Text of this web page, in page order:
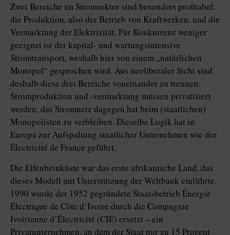
Zwei Bereiche im Stromsektor sind besonders profitabel:
die Produktion, also der Betrieb von Kraftwerken, und die
Vermarktung der Elektrizität. Für Konkurrenz weniger
geeignet ist der kapital- und wartungsintensive
Stromtransport, weshalb hier von einem „natürlichen
Monopol“ gesprochen wird. Aus neoliberaler Sicht sind
deshalb diese drei Bereiche voneinander zu trennen:
Stromproduktion und -vermarktung müssen privatisiert
werden, das Stromnetz dagegen hat beim (staatlichen)
Monopolisten zu verbleiben. Dieselbe Logik hat in
Europa zur Aufspaltung staatlicher Unternehmen wie der
Électricité de France geführt.
Die Elfenbeinküste war das erste afrikanische Land, das
dieses Modell mit Unterstützung der Weltbank einführte.
1990 wurde der 1952 gegründete Staatsbetrieb Énergie
Électrique de Côte d’Ivoire durch die Compagnie
Ivoirienne d’Électricité (CIE) ersetzt – ein
Privatunternehmen, an dem der Staat nur zu 15 Prozent